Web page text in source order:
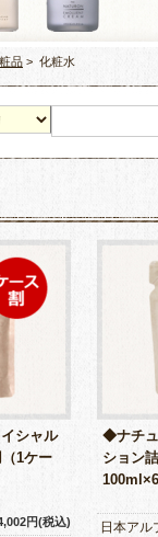
品 > 化粧水
シャル
1ケー
円(税込)
◆ナチ
ション
日本アル